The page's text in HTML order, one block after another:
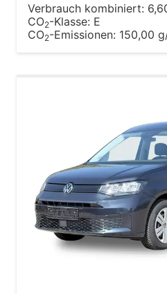
Verbrauch kombiniert:
CO2-Klasse: E
CO2-Emissionen: 150,00